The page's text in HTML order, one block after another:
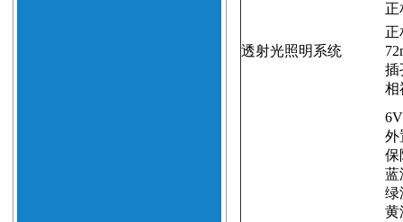
正
正
透射光照明系统
插
相
外
保
蓝
绿
黄